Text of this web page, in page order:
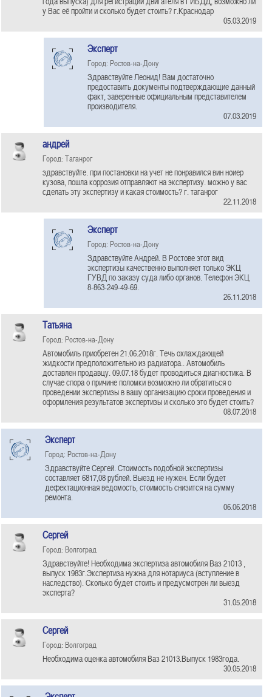
у Вас её пройти и сколько будет стоить? г.Краснодар
05.03.2019
Эксперт
Город: Ростов-на-Дону
Здравствуйте Леонид! Вам достаточно
предоставить документы подтверждающие данный
факт, заверенные официальным представителем
производителя.
07.03.2019
андрей
Город: Таганрог
здравствуйте. при постановки на учет не понравился вин ноиер
кузова, пошла коррозия отправляют на экспертизу. можно у вас
сделать эту экспертизу и какая стоимость? г. таганрог
22.11.2018
Эксперт
Город: Ростов-на-Дону
Здравствуйте Андрей. В Ростове этот вид
экспертизы качественно выполняет только ЭКЦ
ГУВД по заказу суда либо органов. Телефон ЭКЦ
8-863-249-49-69.
26.11.2018
Татьяна
Город: Ростов-на-Дону
Автомобиль приобретен 21.06.2018г. Течь охлаждающей
жидкости предположительно из радиатора.. Автомобиль
доставлен продавцу. 09.07.18 будет проводиться диагностика. В
случае спора о причине поломки возможно ли обратиться о
проведении экспертизы в вашу организацию сроки проведения и
оформления результатов экспертизы и сколько это будет стоить?
08.07.2018
Эксперт
Город: Ростов-на-Дону
Здравствуйте Сергей. Стоимость подобной экспертизы
составляет 6817,08 рублей. Выезд не нужен. Если будет
дефектационная ведомость, стоимость снизится на сумму
ремонта.
06.06.2018
Сергей
Город: Волгоград
Здравствуйте! Необходима экспертиза автомобиля Ваз 21013 ,
выпуск 1983г.Экспертиза нужна для нотариуса (вступление в
наследство). Сколько будет стоить и предусмотрен ли выезд
эксперта?
31.05.2018
Сергей
Город: Волгоград
Необходима оценка автомобиля Ваз 21013.Выпуск 1983года.
30.05.2018